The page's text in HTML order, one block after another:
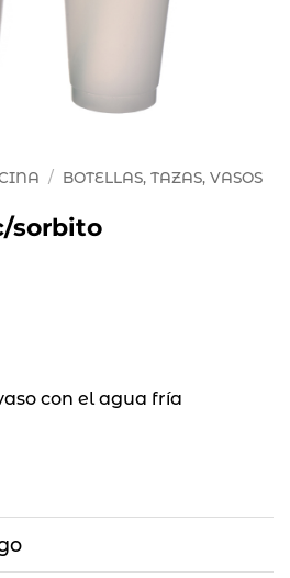
/ BOTELLAS, TAZAS, VASOS
sorbito
con el agua fría